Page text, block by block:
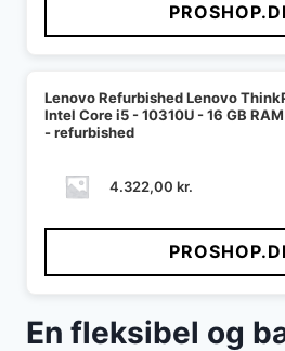
Lenovo Refurbished Lenovo
Intel Core i5 - 10310U - 16 GB
- refurbished
4.322,00 kr.
En fleksibel og